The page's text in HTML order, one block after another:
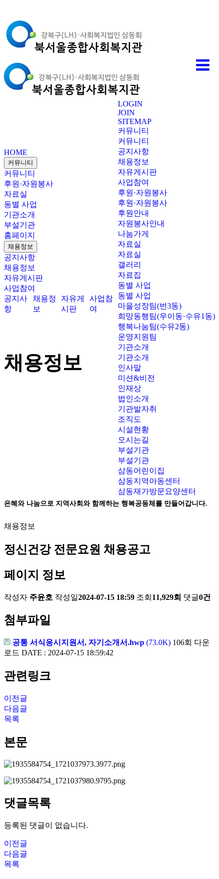
LOGIN
JOIN
SITEMAP
커뮤니티
커뮤니티
공지사항
채용정보
자유게시판
사업참여
후원·자원봉사
후원·자원봉사
후원안내
자원봉사안내
나눔가게
자료실
자료실
갤러리
자료집
동별 사업
동별 사업
마을성장팀(번3동)
희망동행팀(우이동·수유1동)
행복나눔팀(수유2동)
운영지원팀
기관소개
기관소개
인사말
미션&비전
인재상
법인소개
기관발자취
조직도
시설현황
오시는길
부설기관
부설기관
삼동어린이집
삼동지역아동센터
삼동재가방문요양센터
HOME
커뮤니티
커뮤니티
후원·자원봉사
자료실
동별 사업
기관소개
부설기관
홈페이지
채용정보
공지사항
채용정보
자유게시판
사업참여
공지사
항
채용정
보
자유게
시판
사업참
여
채용정보
은혜와 나눔으로 지역사회와 함께하는 행복공동체를 만들어갑니다.
채용정보
정신건강 전문요원 채용공고
페이지 정보
작성자 주윤호 작성일2024-07-15 18:59 조회 11,929회 댓글0건
첨부파일
공통 서식응시지원서, 자기소개서.hwp (73.0K) 106회 다운
로드 DATE : 2024-07-15 18:59:42
관련링크
이전글
다음글
목록
본문
댓글목록
등록된 댓글이 없습니다.
이전글
다음글
목록